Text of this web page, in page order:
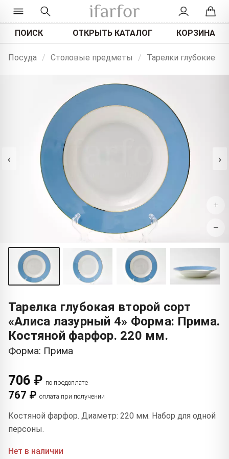
ПОИСК ОТКРЫТЬ КАТАЛОГ КОРЗИНА
Посуда / Столовые предметы / Тарелки глубокие
‹ ›
+
−
Тарелка глубокая второй сорт
«Алиса лазурный 4» Форма: Прима.
Костяной фарфор. 220 мм.
Форма: Прима
706 ₽ по предоплате
767 ₽ оплата при получении
Костяной фарфор. Диаметр: 220 мм. Набор для одной
персоны.
Нет в наличии